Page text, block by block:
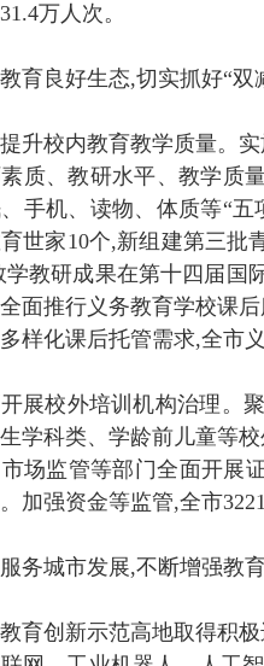
万人次。
育良好生态,切实抓好“双
升校内教育教学质量。
质、教研水平、教学质
手机、读物、体质等“
世家10个,新组建第三批
学教研成果在第十四届国
面推行义务教育学校课
样化课后托管需求,全市
展校外培训机构治理。
学科类、学龄前儿童等
场监管等部门全面开展
加强资金等监管,全市
务城市发展,不断增强教
育创新示范高地取得积